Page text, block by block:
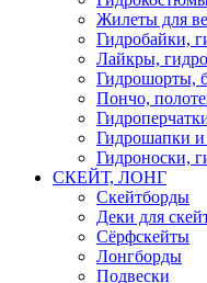
Жилеты для
Гидробайки,
Лайкры,
Гидрошорты,
Пончо,
Гидрошапки
Гидроноски,
СКЕЙТ, ЛОНГ
Скейтборды
Деки для
Сёрфскейты
Лонгборды
Подвески